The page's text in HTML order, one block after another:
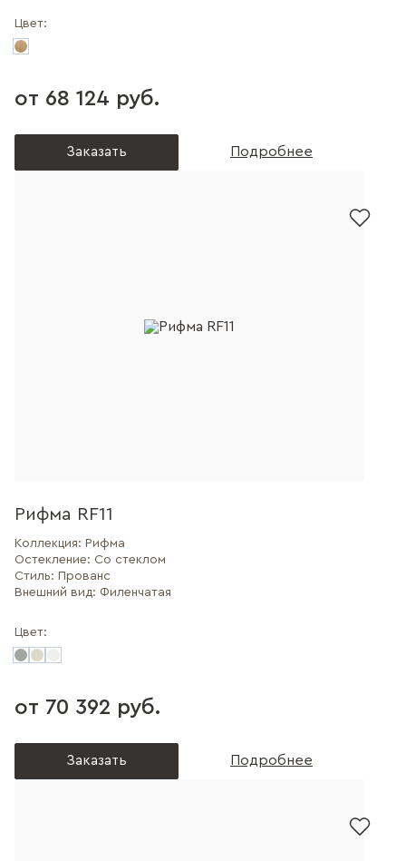
Цвет:
от 68 124 руб.
Заказать Подробнее
Рифма RF11
Коллекция: Рифма
Остекление: Со стеклом
Стиль: Прованс
Внешний вид: Филенчатая
Цвет:
от 70 392 руб.
Заказать Подробнее